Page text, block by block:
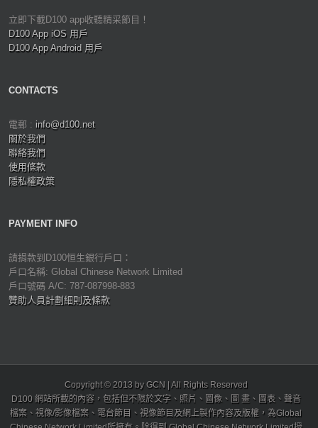
立即下載D100 app收聽精采節目！
D100 App iOS 用戶
D100 App Android 用戶
CONTACTS
電郵 : info@d100.net
關於我們
聯絡我們
使用條款
隱私權政策
PAYMENT INFO
請捐款到D100恒生銀行戶口：
戶口名稱: Global Chinese Network Limited
戶口號碼 A/C: 787-087998-883
贊助人員計劃細則及條款
Copyright © 2013 by GCN | All Rights Reserved
D100 網站所載的內容，包括但不限於文字、照片、圖像、圖 畫、圖表、聲音
檔案、視像/影像檔案、電台節目、視像節目及網上製作內容及版權，為Global